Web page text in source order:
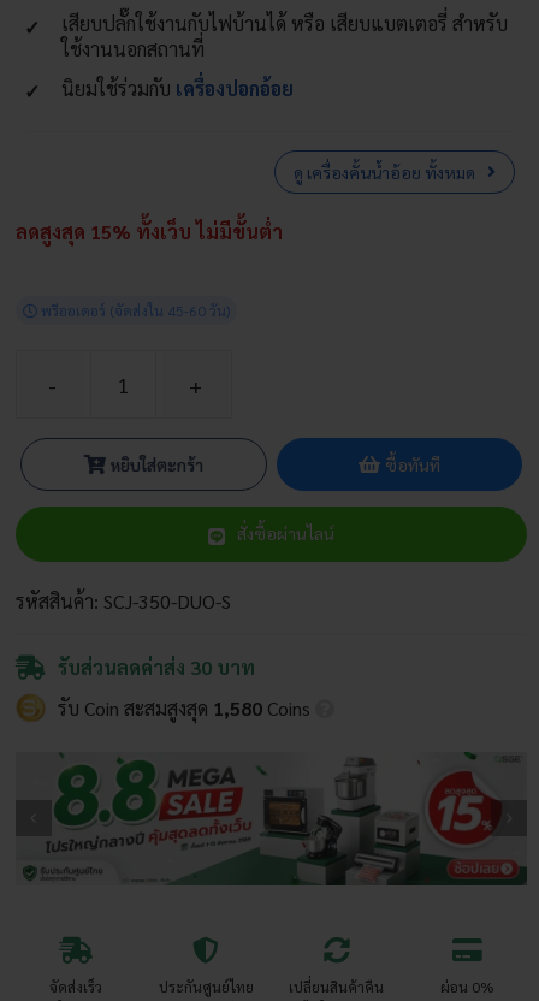
เสียบปลั๊กใช้งานกับไฟบ้านได้ หรือ เสียบแบตเตอรี่ สำหรับ
ใช้งานนอกสถานที่
นิยมใช้ร่วมกับ เครื่องปอกอ้อย
ดู เครื่องคั้นน้ำอ้อย ทั้งหมด
ลดสูงสุด 15% ทั้งเว็บ ไม่มีขั้นต่ำ
พรีออเดอร์ (จัดส่งใน 45-60 วัน)
จำนวน
คั้น
อ้อย
ระบบ
(รุ่น
พื้น)
หยิบใส่ตะกร้า ซื้อทันที
สั่งซื้อผ่านไลน์
รหัสสินค้า: SCJ-350-DUO-S
รับส่วนลดค่าส่ง 30 บาท
รับ Coin สะสมสูงสุด 1,580 Coins
จัดส่งเร็ว
ประกันศูนย์ไทย
เปลี่ยนสินค้าคืน
ผ่อน 0%